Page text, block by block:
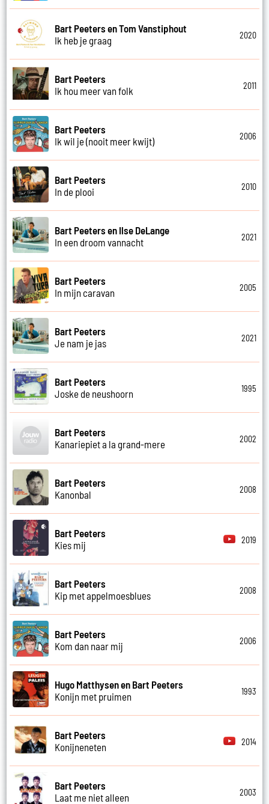
Bart Peeters en Tom Vanstiphout
Ik heb je graag
2020
Bart Peeters
Ik hou meer van folk
2011
Bart Peeters
Ik wil je (nooit meer kwijt)
2006
Bart Peeters
In de plooi
2010
Bart Peeters en Ilse DeLange
In een droom vannacht
2021
Bart Peeters
In mijn caravan
2005
Bart Peeters
Je nam je jas
2021
Bart Peeters
Joske de neushoorn
1995
Bart Peeters
Kanariepiet a la grand-mere
2002
Bart Peeters
Kanonbal
2008
Bart Peeters
Kies mij
2019
Bart Peeters
Kip met appelmoesblues
2008
Bart Peeters
Kom dan naar mij
2006
Hugo Matthysen en Bart Peeters
Konijn met pruimen
1993
Bart Peeters
Konijneneten
2014
Bart Peeters
Laat me niet alleen
2003